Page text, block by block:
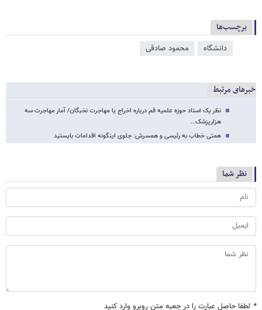
برچسب‌ها
دانشگاه محمود صادقی
خبرهای مرتبط
نظر یک استاد حوزه علمیه قم درباره اخراج یا مهاجرت نخبگان/ آمار مهاجرت سه
هزارپزشک…
همتی خطاب به رئیسی و همسرش: جلوی اینگونه اقدامات بایستید
نظر شما
* لطفا حاصل عبارت را در جعبه متن روبرو وارد کنید